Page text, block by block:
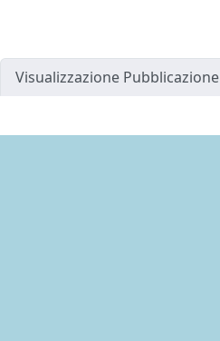
Visualizzazione Pubblicazione